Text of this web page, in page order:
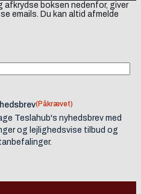
afkrydse boksen nedenfor, giver
emails. Du kan altid afmelde
(Påkrævet)
Teslahub's nyhedsbrev med
og lejlighedsvise tilbud og